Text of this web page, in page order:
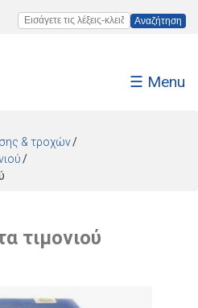
Εισάγετε τις λέξεις-κλειδιά
☰ Menu
& τροχών
τιμονιού